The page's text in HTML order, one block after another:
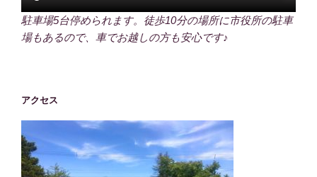
駐車場5台停められます。徒歩10分の場所に市役所の駐車
場もあるので、車でお越しの方も安心です♪
アクセス